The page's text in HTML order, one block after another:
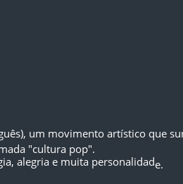
um movimento artístico que
"cultura pop".
alegria e muita personalidade.